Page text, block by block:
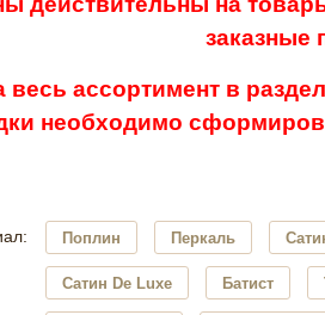
заказные
весь ассортимент в
необходимо
Поплин Перкаль
Сатин De Luxe Батист